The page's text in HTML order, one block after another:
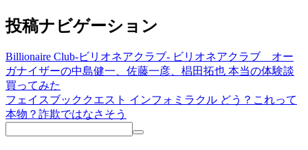
投稿ナビゲーション
Billionaire Club-ビリオネアクラブ- ビリオネアクラブ オー
ガナイザーの中島健一、佐藤一彦、椙田拓也 本当の体験談
買ってみた
フェイスブッククエスト インフォミラクル どう？これって
本物？詐欺ではなさそう